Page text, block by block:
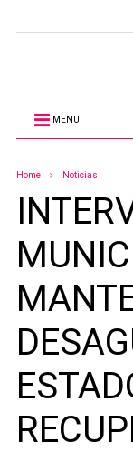
MENU
Home Noticias